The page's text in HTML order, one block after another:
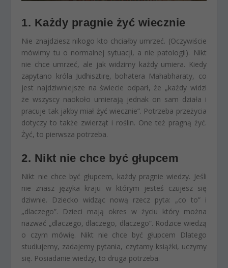
1. Każdy pragnie żyć wiecznie
Nie znajdziesz nikogo kto chciałby umrzeć. (Oczywiście
mówimy tu o normalnej sytuacji, a nie patologii). Nikt
nie chce umrzeć, ale jak widzimy każdy umiera. Kiedy
zapytano króla Judhisztirę, bohatera Mahabharaty, co
jest najdziwniejsze na świecie odparł, że „każdy widzi
że wszyscy naokoło umierają jednak on sam działa i
pracuje tak jakby miał żyć wiecznie”. Potrzeba przeżycia
dotyczy to także zwierząt i roślin. One też pragną żyć.
Żyć, to pierwsza potrzeba.
2. Nikt nie chce być głupcem
Nikt nie chce być głupcem, każdy pragnie wiedzy. Jeśli
nie znasz języka kraju w którym jesteś czujesz się
dziwnie. Dziecko widząc nową rzecz pyta: „co to” i
„dlaczego”. Dzieci mają okres w życiu który można
nazwać „dlaczego, dlaczego, dlaczego”. Rodzice wiedzą
o czym mówię. Nikt nie chce być głupcem Dlatego
studiujemy, zadajemy pytania, czytamy książki, uczymy
się. Posiadanie wiedzy, to druga potrzeba.